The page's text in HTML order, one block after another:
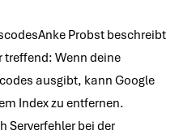
Probst beschreibt
treffend: Wenn deine
ausgibt, kann Google
Index zu entfernen.
Serverfehler bei der